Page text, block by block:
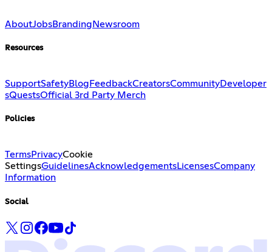
AboutJobsBranding Newsroom
Resources
SupportSafetyBlog FeedbackCreatorsCommunityDeveloper
sQuestsOfficial 3rd Party Merch
Policies
TermsPrivacyCookie
SettingsGuidelinesAcknowledgementsLicensesCompany
Information
Social